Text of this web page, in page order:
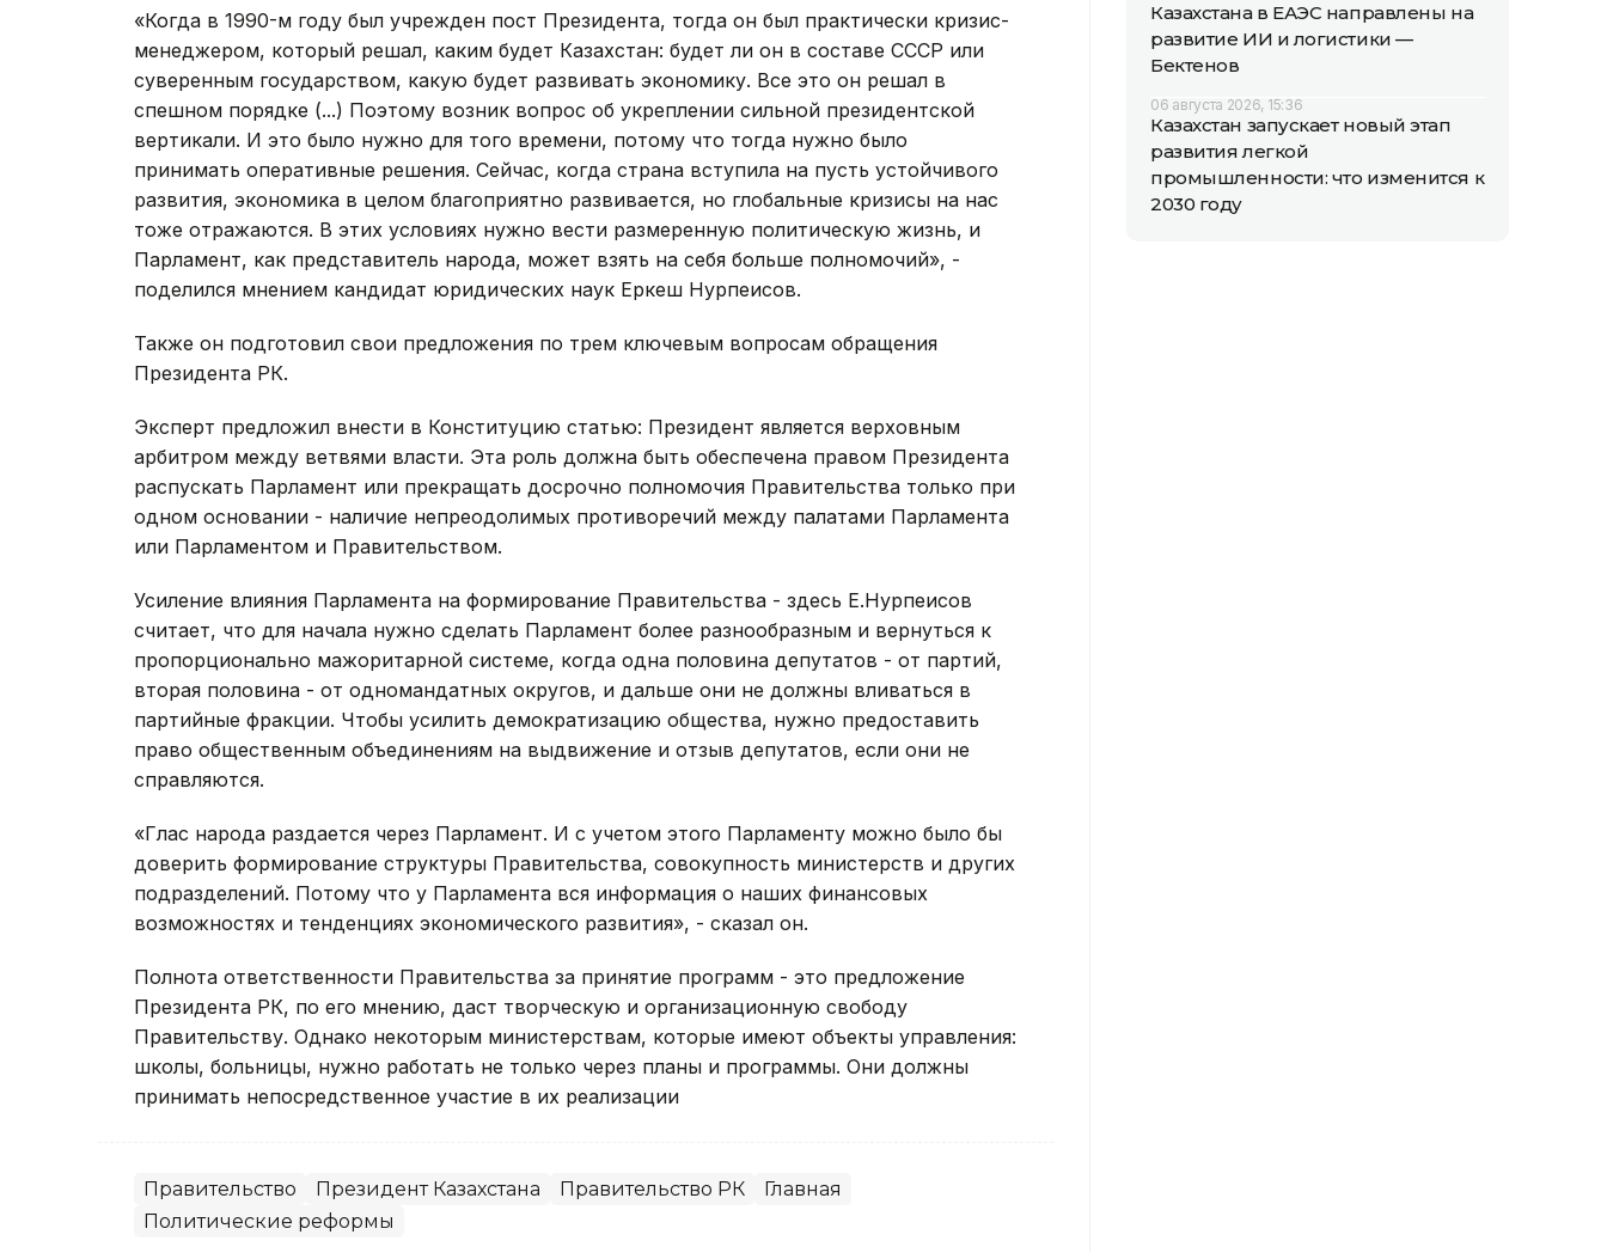
«Когда в 1990-м году был учрежден пост Президента, тогда он был практически кризис-
менеджером, который решал, каким будет Казахстан: будет ли он в составе СССР или
суверенным государством, какую будет развивать экономику. Все это он решал в
спешном порядке (...) Поэтому возник вопрос об укреплении сильной президентской
вертикали. И это было нужно для того времени, потому что тогда нужно было
принимать оперативные решения. Сейчас, когда страна вступила на пусть устойчивого
развития, экономика в целом благоприятно развивается, но глобальные кризисы на нас
тоже отражаются. В этих условиях нужно вести размеренную политическую жизнь, и
Парламент, как представитель народа, может взять на себя больше полномочий», -
поделился мнением кандидат юридических наук Еркеш Нурпеисов.
Также он подготовил свои предложения по трем ключевым вопросам обращения
Президента РК.
Эксперт предложил внести в Конституцию статью: Президент является верховным
арбитром между ветвями власти. Эта роль должна быть обеспечена правом Президента
распускать Парламент или прекращать досрочно полномочия Правительства только при
одном основании - наличие непреодолимых противоречий между палатами Парламента
или Парламентом и Правительством.
Усиление влияния Парламента на формирование Правительства - здесь Е.Нурпеисов
считает, что для начала нужно сделать Парламент более разнообразным и вернуться к
пропорционально мажоритарной системе, когда одна половина депутатов - от партий,
вторая половина - от одномандатных округов, и дальше они не должны вливаться в
партийные фракции. Чтобы усилить демократизацию общества, нужно предоставить
право общественным объединениям на выдвижение и отзыв депутатов, если они не
справляются.
«Глас народа раздается через Парламент. И с учетом этого Парламенту можно было бы
доверить формирование структуры Правительства, совокупность министерств и других
подразделений. Потому что у Парламента вся информация о наших финансовых
возможностях и тенденциях экономического развития», - сказал он.
Полнота ответственности Правительства за принятие программ - это предложение
Президента РК, по его мнению, даст творческую и организационную свободу
Правительству. Однако некоторым министерствам, которые имеют объекты управления:
школы, больницы, нужно работать не только через планы и программы. Они должны
принимать непосредственное участие в их реализации
Правительство Президент Казахстана Правительство РК
Главная
Политические реформы
Казахстана в ЕАЭС направлены на
развитие ИИ и логистики —
Бектенов
06 августа 2026, 15:36
Казахстан запускает новый этап
развития легкой
промышленности: что изменится к
2030 году